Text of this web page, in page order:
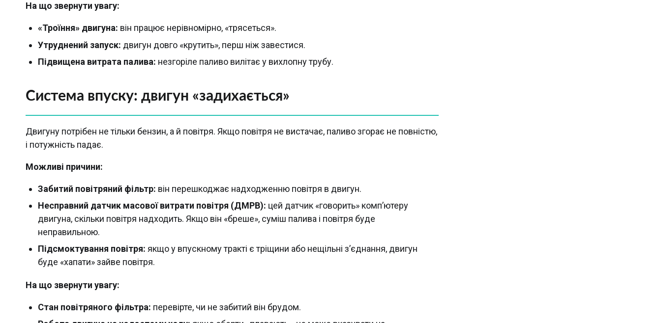
На що звернути увагу:
«Троїння» двигуна: він працює нерівномірно, «трясеться».
Утруднений запуск: двигун довго «крутить», перш ніж завестися.
Підвищена витрата палива: незгоріле паливо вилітає у вихлопну трубу.
Система впуску: двигун «задихається»
Двигуну потрібен не тільки бензин, а й повітря. Якщо повітря не вистачає, паливо згорає не повністю,
і потужність падає.
Можливі причини:
Забитий повітряний фільтр: він перешкоджає надходженню повітря в двигун.
Несправний датчик масової витрати повітря (ДМРВ): цей датчик «говорить» комп’ютеру
двигуна, скільки повітря надходить. Якщо він «бреше», суміш палива і повітря буде
неправильною.
Підсмоктування повітря: якщо у впускному тракті є тріщини або нещільні з’єднання, двигун
буде «хапати» зайве повітря.
На що звернути увагу:
Стан повітряного фільтра: перевірте, чи не забитий він брудом.